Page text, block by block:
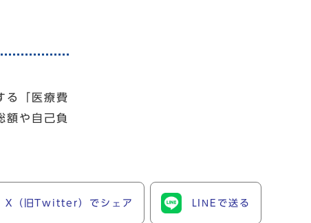
る「医療費
額や自己負
X（旧Twitter）でシェア LINEで送る